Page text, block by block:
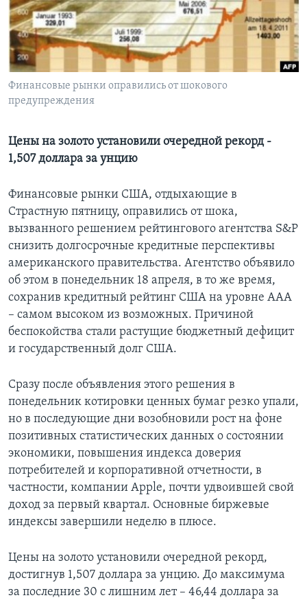
Learning English
СОЦИАЛЬНЫЕ СЕТИ
Финансовые рынки оправились от шокового
предупреждения
Цены на золото установили очередной рекорд -
1,507 доллара за унцию
Финансовые рынки США, отдыхающие в
Страстную пятницу, оправились от шока,
вызванного решением рейтингового агентства S&P
снизить долгосрочные кредитные перспективы
американского правительства. Агентство объявило
об этом в понедельник 18 апреля, в то же время,
сохранив кредитный рейтинг США на уровне ААА
– самом высоком из возможных. Причиной
беспокойства стали растущие бюджетный дефицит
и государственный долг США.
Сразу после объявления этого решения в
понедельник котировки ценных бумаг резко упали,
но в последующие дни возобновили рост на фоне
позитивных статистических данных о состоянии
экономики, повышения индекса доверия
потребителей и корпоративной отчетности, в
частности, компании Apple, почти удвоившей свой
доход за первый квартал. Основные биржевые
индексы завершили неделю в плюсе.
Цены на золото установили очередной рекорд,
достигнув 1,507 доллара за унцию. До максимума
за последние 30 с лишним лет – 46,44 доллара за